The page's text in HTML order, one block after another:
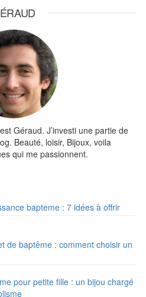
Géraud. J’investi une partie de
Beauté, loisir, Bijoux, voila
qui me passionnent.
bapteme : 7 idées à offrir
de baptême : comment choisir un
pour petite fille : un bijou chargé